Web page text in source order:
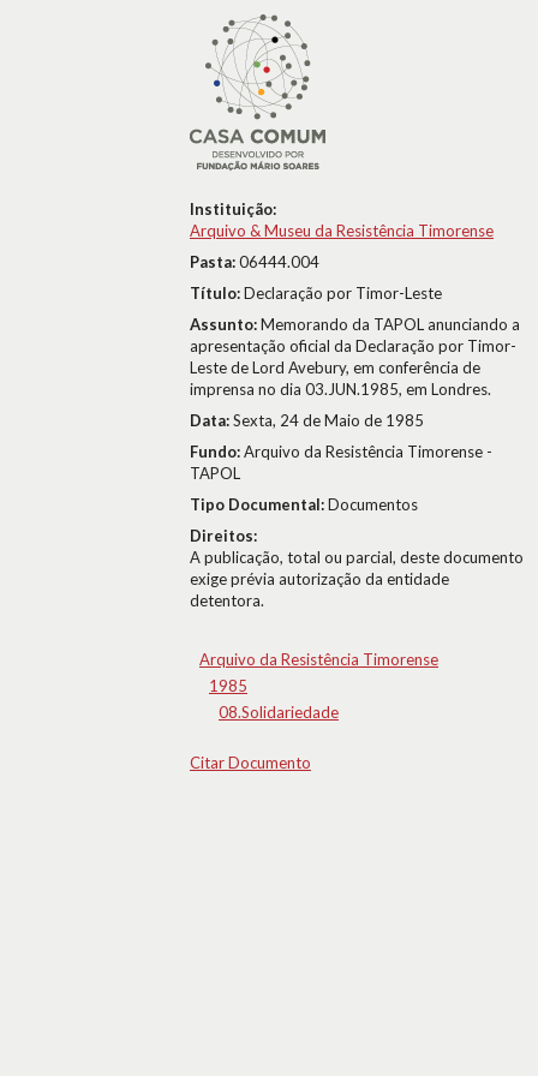
Instituição:
Arquivo & Museu da Resistência Timorense
Pasta:06444.004
Título:Declaração por Timor-Leste
Assunto:Memorando da TAPOL anunciando a
apresentação oficial da Declaração por Timor-
Leste de Lord Avebury, em conferência de
imprensa no dia 03.JUN.1985, em Londres.
Data:Sexta, 24 de Maio de 1985
Fundo:Arquivo da Resistência Timorense -
TAPOL
Tipo Documental:Documentos
Direitos:
A publicação, total ou parcial, deste documento
exige prévia autorização da entidade
detentora.
Arquivo da Resistência Timorense
1985
08.Solidariedade
Citar Documento